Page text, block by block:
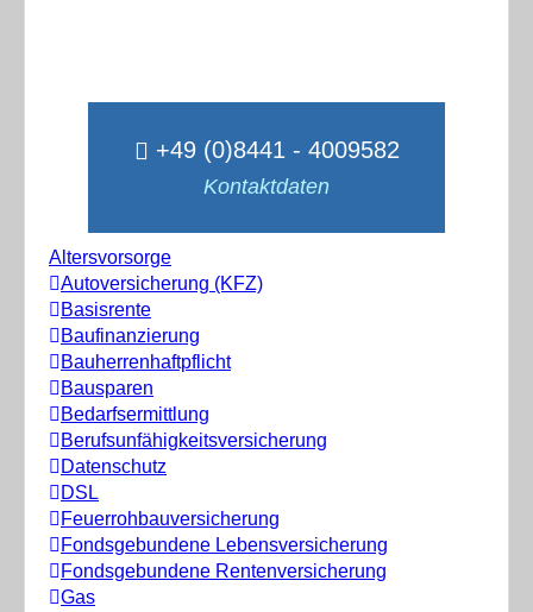
+49 (0)8441 - 4009582
Kontaktdaten
Altersvorsorge
Autoversicherung (KFZ)
Basisrente
Baufinanzierung
Bauherrenhaftpflicht
Bausparen
Bedarfsermittlung
Berufs­unfähigkeitsversicherung
Datenschutz
DSL
Feuerrohbauversicherung
Fondsgebundene Lebensversicherung
Fondsgebundene Rentenversicherung
Gas